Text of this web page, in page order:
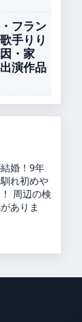
フラン
手りり
・家
演作品
、ヒカル
分かりや
みやすい